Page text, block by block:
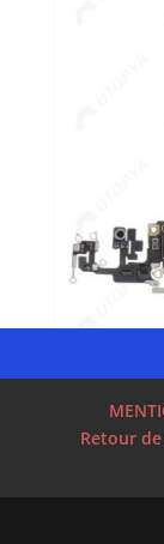
Retour